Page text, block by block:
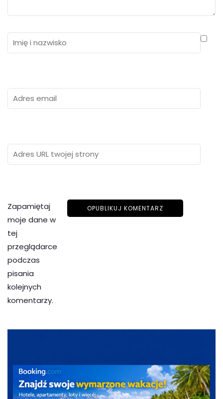
Zapamiętaj
moje dane w
tej
przeglądarce
podczas
pisania
kolejnych
komentarzy.